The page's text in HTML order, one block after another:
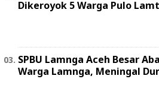
Dikeroyok 5 Warga Pulo
SPBU Lamnga Aceh Besar
Warga Lamnga, Meningal